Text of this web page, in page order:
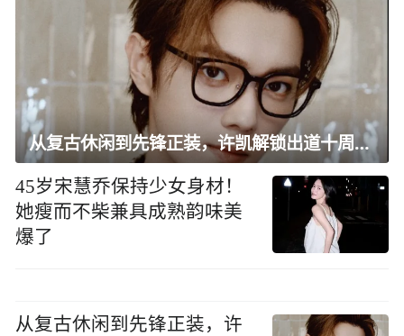
从复古休闲到先锋正装，许凯解锁出道十周年大片
45岁宋慧乔保持少女身材！
她瘦而不柴兼具成熟韵味美
爆了
从复古休闲到先锋正装，许